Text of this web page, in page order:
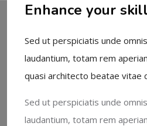
Enhance your
Sed ut perspiciatis unde
laudantium, totam rem
quasi architecto beatae vitae
Sed ut perspiciatis unde
laudantium, totam rem